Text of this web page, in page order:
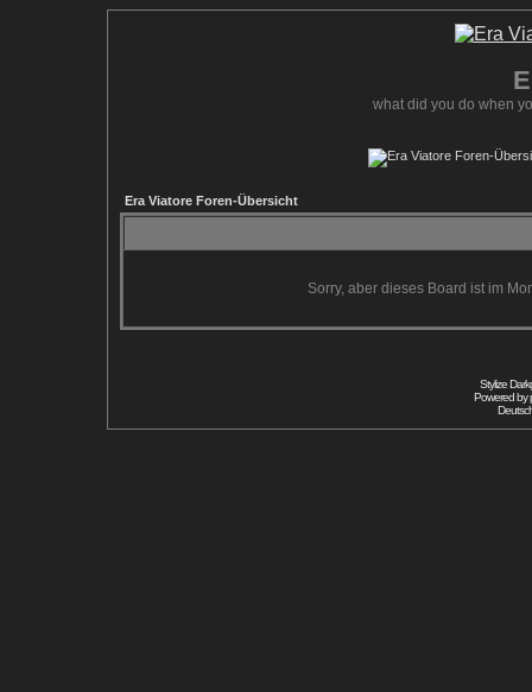
what did you do when
Era Viatore Foren-Übersicht
Sorry, aber dieses Board ist im
Stylize
Powered by